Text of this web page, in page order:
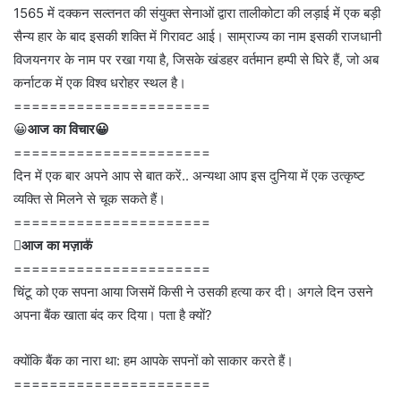
1565 में दक्कन सल्तनत की संयुक्त सेनाओं द्वारा तालीकोटा की लड़ाई में एक बड़ी
सैन्य हार के बाद इसकी शक्ति में गिरावट आई। साम्राज्य का नाम इसकी राजधानी
विजयनगर के नाम पर रखा गया है, जिसके खंडहर वर्तमान हम्पी से घिरे हैं, जो अब
कर्नाटक में एक विश्व धरोहर स्थल है।
======================
😀आज का विचार😀
======================
दिन में एक बार अपने आप से बात करें.. अन्यथा आप इस दुनिया में एक उत्कृष्ट
व्यक्ति से मिलने से चूक सकते हैं।
======================
आज का मज़ाक
======================
चिंटू को एक सपना आया जिसमें किसी ने उसकी हत्या कर दी। अगले दिन उसने
अपना बैंक खाता बंद कर दिया। पता है क्यों?
क्योंकि बैंक का नारा था: हम आपके सपनों को साकार करते हैं।
======================